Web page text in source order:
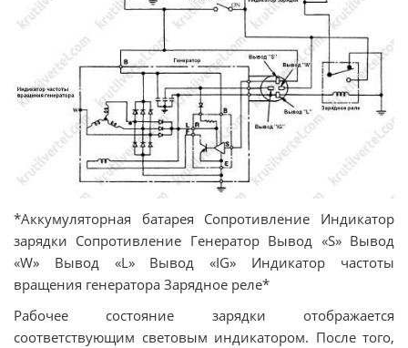
*Аккумуляторная батарея Сопротивление Индикатор
зарядки Сопротивление Генератор Вывод «S» Вывод
«W» Вывод «L» Вывод «IG» Индикатор частоты
вращения генератора Зарядное реле*
Рабочее состояние зарядки отображается
соответствующим световым индикатором. После того,